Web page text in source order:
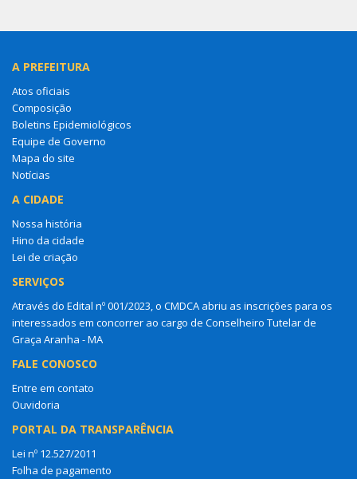
A PREFEITURA
Atos oficiais
Composição
Boletins Epidemiológicos
Equipe de Governo
Mapa do site
Notícias
A CIDADE
Nossa história
Hino da cidade
Lei de criação
SERVIÇOS
Através do Edital nº 001/2023, o CMDCA abriu as inscrições para os
interessados em concorrer ao cargo de Conselheiro Tutelar de
Graça Aranha - MA
FALE CONOSCO
Entre em contato
Ouvidoria
PORTAL DA TRANSPARÊNCIA
Lei nº 12.527/2011
Folha de pagamento